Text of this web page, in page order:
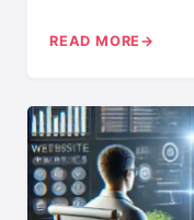
READ MORE